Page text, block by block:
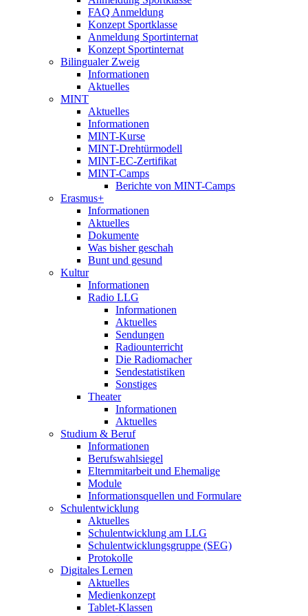
FAQ Anmeldung
Konzept Sportklasse
Anmeldung Sportinternat
Konzept Sportinternat
Bilingualer Zweig
Informationen
Aktuelles
MINT
Aktuelles
Informationen
MINT-Kurse
MINT-Drehtürmodell
MINT-EC-Zertifikat
MINT-Camps
Berichte von MINT-Camps
Erasmus+
Informationen
Aktuelles
Dokumente
Was bisher geschah
Bunt und gesund
Kultur
Informationen
Radio LLG
Informationen
Aktuelles
Sendungen
Radiounterricht
Die Radiomacher
Sendestatistiken
Sonstiges
Theater
Informationen
Aktuelles
Studium & Beruf
Informationen
Berufswahlsiegel
Elternmitarbeit und Ehemalige
Module
Informationsquellen und Formulare
Schulentwicklung
Aktuelles
Schulentwicklung am LLG
Schulentwicklungsgruppe (SEG)
Protokolle
Digitales Lernen
Aktuelles
Medienkonzept
Tablet-Klassen